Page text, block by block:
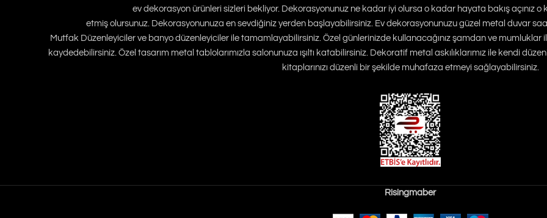
ev dekorasyon ürünleri sizleri bekliyor. Dekorasyonunuz ne kadar iyi olursa o kadar hayata bakış açınız
etmiş olursunuz. Dekorasyonunuza en sevdiğiniz yerden başlayabilirsiniz. Ev dekorasyonunuzu güzel metal duvar
Mutfak Düzenleyiciler ve banyo düzenleyiciler ile tamamlayabilirsiniz. Özel günlerinizde kullanacağınız şamdan ve mumluklar
kaydedebilirsiniz. Özel tasarım metal tablolarımızla salonunuza ışıltı katabilirsiniz. Dekoratif metal askılıklarımız ile kendi
kitaplarınızı düzenli bir şekilde muhafaza etmeyi sağlayabilirsiniz.
Risingmaber